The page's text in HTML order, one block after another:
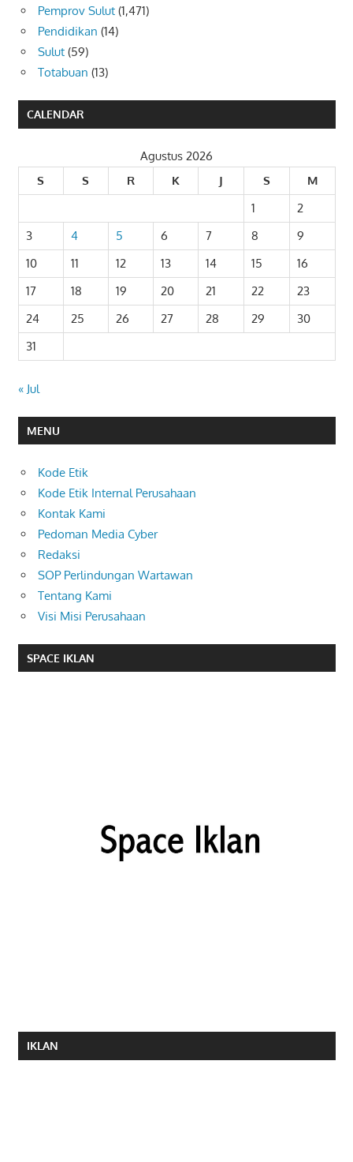
Pemprov Sulut (1,471)
Pendidikan (14)
Sulut (59)
Totabuan (13)
CALENDAR
Agustus 2026
S
S R K J S
M
1
2
3
4 5 6 7 8
9
10
11 12 13 14 15
16
17
18 19 20 21 22
23
24
25 26 27 28 29
30
31
« Jul
MENU
Kode Etik
Kode Etik Internal Perusahaan
Kontak Kami
Pedoman Media Cyber
Redaksi
SOP Perlindungan Wartawan
Tentang Kami
Visi Misi Perusahaan
SPACE IKLAN
IKLAN